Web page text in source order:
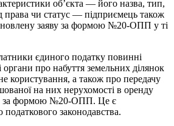
об’єкта — його назва, тип,
права чи статус — підприємець також
заяву за формою №20-ОПП у ті
єдиного податку повинні
органи про набуття земельних ділянок
користування, а також про передачу
на них нерухомості в оренду
за формою №20-ОПП. Це є
законодавства.